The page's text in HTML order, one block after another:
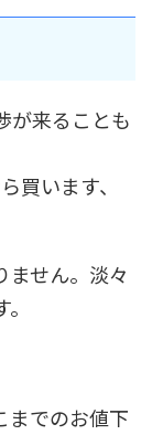
が来ることも
買います、
ません。淡々
までのお値下